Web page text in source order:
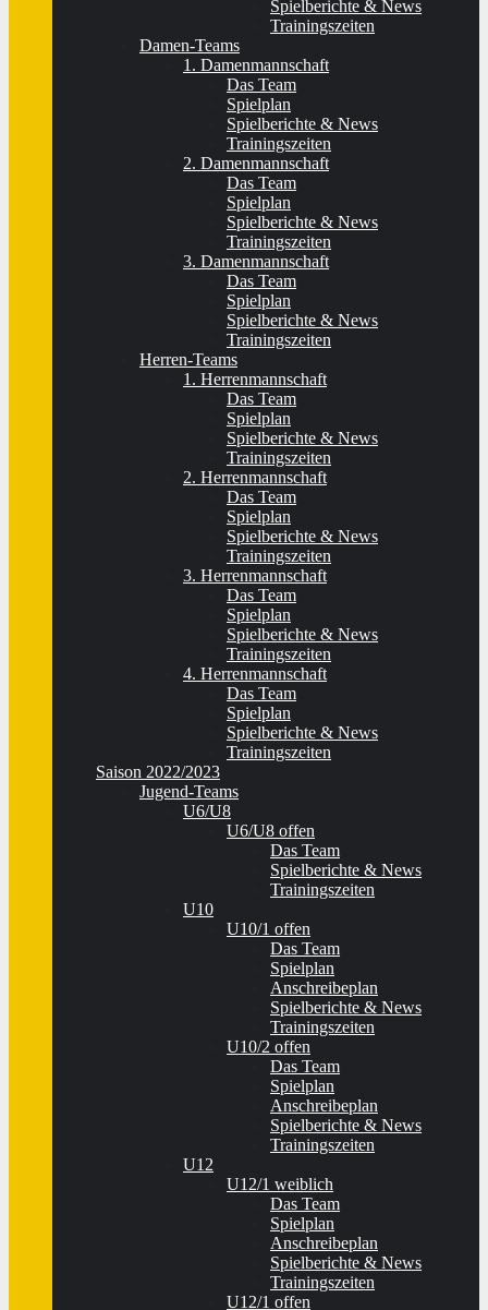
Spielberichte & News
Trainingszeiten
Damen-Teams
1. Damenmannschaft
Das Team
Spielplan
Spielberichte & News
Trainingszeiten
2. Damenmannschaft
Das Team
Spielplan
Spielberichte & News
Trainingszeiten
3. Damenmannschaft
Das Team
Spielplan
Spielberichte & News
Trainingszeiten
Herren-Teams
1. Herrenmannschaft
Das Team
Spielplan
Spielberichte & News
Trainingszeiten
2. Herrenmannschaft
Das Team
Spielplan
Spielberichte & News
Trainingszeiten
3. Herrenmannschaft
Das Team
Spielplan
Spielberichte & News
Trainingszeiten
4. Herrenmannschaft
Das Team
Spielplan
Spielberichte & News
Trainingszeiten
Saison 2022/2023
Jugend-Teams
U6/U8
U6/U8 offen
Das Team
Spielberichte & News
Trainingszeiten
U10
U10/1 offen
Das Team
Spielplan
Anschreibeplan
Spielberichte & News
Trainingszeiten
U10/2 offen
Das Team
Spielplan
Anschreibeplan
Spielberichte & News
Trainingszeiten
U12
U12/1 weiblich
Das Team
Spielplan
Anschreibeplan
Spielberichte & News
Trainingszeiten
U12/1 offen